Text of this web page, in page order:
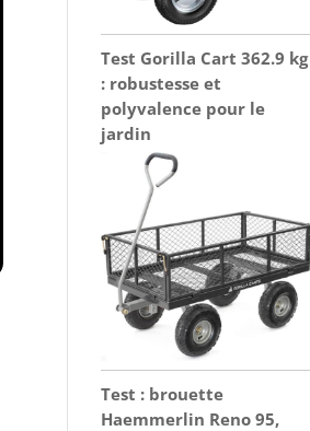
Test Gorilla Cart 362.9 kg
: robustesse et
polyvalence pour le
jardin
Test : brouette
Haemmerlin Reno 95,